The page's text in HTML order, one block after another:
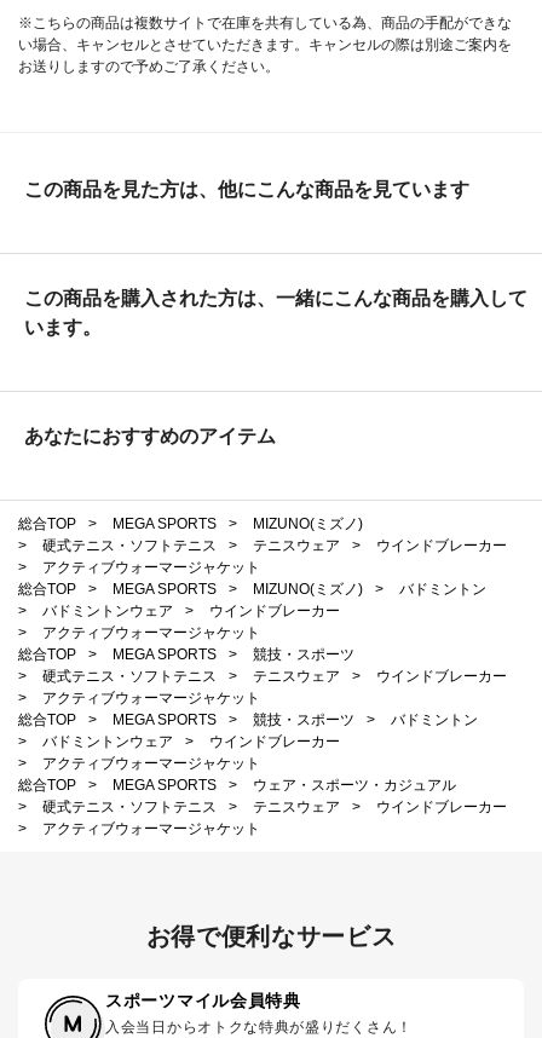
※こちらの商品は複数サイトで在庫を共有している為、商品の手配ができな
い場合、キャンセルとさせていただきます。キャンセルの際は別途ご案内を
お送りしますので予めご了承ください。
この商品を見た方は、他にこんな商品を見ています
この商品を購入された方は、一緒にこんな商品を購入して
います。
あなたにおすすめのアイテム
総合TOP > MEGA SPORTS >
MIZUNO(ミズノ)
>
硬式テニス・ソフトテニス > テニスウェア >
ウインドブレーカー
>
アクティブウォーマージャケット
総合TOP
> MEGA SPORTS > MIZUNO(ミズノ) >
バドミントン
>
バドミントンウェア >
ウインドブレーカー
>
アクティブウォーマージャケット
総合TOP
> MEGA SPORTS >
競技・スポーツ
>
硬式テニス・ソフトテニス > テニスウェア >
ウインドブレーカー
>
アクティブウォーマージャケット
総合TOP
> MEGA SPORTS > 競技・スポーツ >
バドミントン
>
バドミントンウェア >
ウインドブレーカー
>
アクティブウォーマージャケット
総合TOP
> MEGA SPORTS >
ウェア・スポーツ・カジュアル
>
硬式テニス・ソフトテニス > テニスウェア >
ウインドブレーカー
>
アクティブウォーマージャケット
お得で便利なサービス
スポーツマイル会員特典
入会当日からオトクな特典が盛りだくさん！